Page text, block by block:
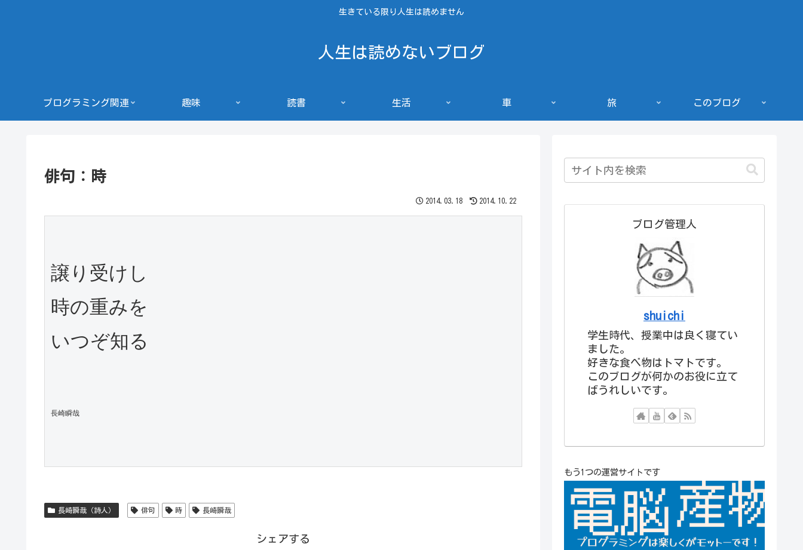
生きている限り人生は読めません
人生は読めないブログ
プログラミング関連 趣味 読書 生活 車 旅 このブログ
俳句：時
2014.03.18 2014.10.22
譲り受けし
時の重みを
いつぞ知る
長崎瞬哉
長崎瞬哉（詩人） 俳句 時 長崎瞬哉
シェアする
ブログ管理人
shuichi
学生時代、授業中は良く寝てい
ました。
好きな食べ物はトマトです。
このブログが何かのお役に立て
ばうれしいです。
もう1つの運営サイトです